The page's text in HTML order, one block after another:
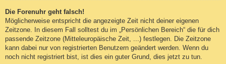
Die Forenuhr geht falsch!
Möglicherweise entspricht die angezeigte Zeit nicht deiner eigenen
Zeitzone. In diesem Fall solltest du im „Persönlichen Bereich“ die für dich
passende Zeitzone (Mitteleuropäische Zeit, ...) festlegen. Die Zeitzone
kann dabei nur von registrierten Benutzern geändert werden. Wenn du
noch nicht registriert bist, ist dies ein guter Grund, dies jetzt zu tun.